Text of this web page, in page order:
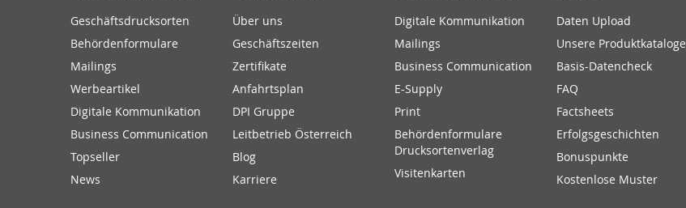
Geschäftsdrucksorten
Behördenformulare
Mailings
Werbeartikel
Digitale Kommunikation
Business Communication
Topseller
News
Über uns
Geschäftszeiten
Zertifikate
Anfahrtsplan
DPI Gruppe
Leitbetrieb Österreich
Blog
Karriere
Digitale Kommunikation
Mailings
Business Communication
E-Supply
Print
Behördenformulare
Drucksortenverlag
Visitenkarten
Daten Upload
Unsere Produktkataloge
Basis-Datencheck
FAQ
Factsheets
Erfolgsgeschichten
Bonuspunkte
Kostenlose Muster